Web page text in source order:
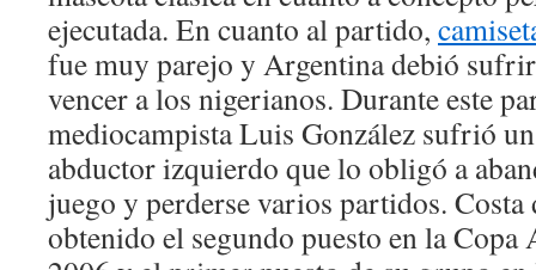
ejecutada. En cuanto al partido,
fue muy parejo y Argentina debió sufrir
vencer a los nigerianos. Durante este
mediocampista Luis González sufrió
abductor izquierdo que lo obligó a
juego y perderse varios partidos.
obtenido el segundo puesto en la Copa